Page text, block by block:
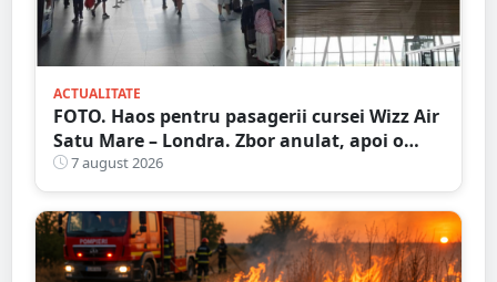
ACTUALITATE
FOTO. Haos pentru pasagerii cursei Wizz Air
Satu Mare – Londra. Zbor anulat, apoi o
nouă întârziere. Fără explicații clare
7 august 2026